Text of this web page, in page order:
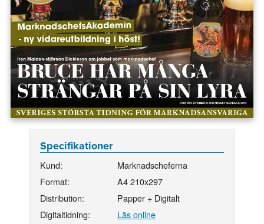
Specifikationer
Kund:
Marknadscheferna
Format:
A4 210x297
Distribution:
Papper + Digitalt
Digitaltidning:
Läs online